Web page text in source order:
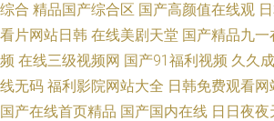
综合 精品国产综合区 国产高颜值在线观
看片网站日韩 在线美剧天堂 国产精品九一
频 在线三级视频网 国产91福利视频 久久
线无码 福利影院网站大全 日韩免费观看网
国产在线首页精品 国产国内在线 日日夜夜